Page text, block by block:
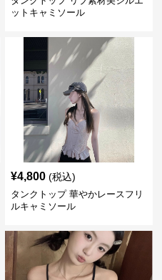
ットキャミソール
¥4,800 (税込)
タンクトップ 華やかレースフリ
ルキャミソール